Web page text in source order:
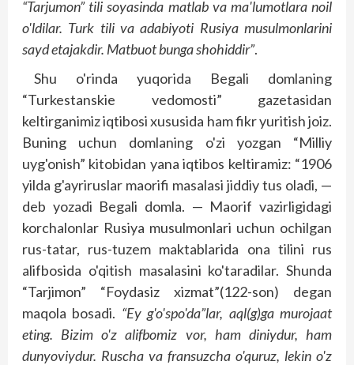
“Tarjumon” tili soyasinda matlab va ma'lumotlara noil
o'ldilar. Turk tili va adabiyoti Rusiya musulmonlarini
sayd etajakdir. Matbuot bunga shohiddir”.
Shu o'rinda yuqorida Begali domlaning
“Turkestanskie vedomosti” gazetasidan
keltirganimiz iqtibosi xususida ham fikr yuritish joiz.
Buning uchun domlaning o'zi yozgan “Milliy
uyg'onish” kitobidan yana iqtibos keltiramiz: “1906
yilda g'ayriruslar maorifi masalasi jiddiy tus oladi, —
deb yozadi Begali domla. — Maorif vazirligidagi
korchalonlar Rusiya musulmonlari uchun ochilgan
rus-tatar, rus-tuzem maktablarida ona tilini rus
alifbosida o'qitish masalasini ko'taradilar. Shunda
“Tarjimon” “Foydasiz xizmat”(122-son) degan
maqola bosadi. “Ey g'o'spo'da”lar, aql(g)ga murojaat
eting. Bizim o'z alifbomiz vor, ham diniydur, ham
dunyoviydur. Ruscha va fransuzcha o'quruz, lekin o'z